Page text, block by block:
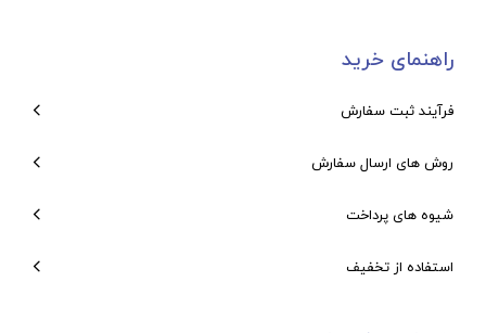
راهنمای خرید
فرآیند ثبت سفارش
روش های ارسال سفارش
شیوه های پرداخت
استفاده از تخفیف